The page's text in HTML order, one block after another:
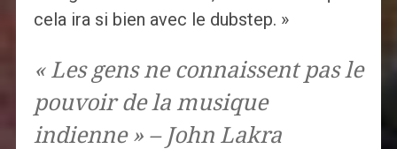
cela ira si bien avec le dubstep. »
« Les gens ne connaissent pas le
pouvoir de la musique
indienne » – John Lakra